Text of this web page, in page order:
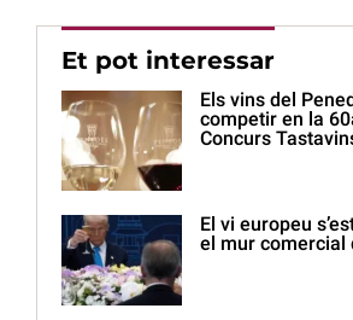
Et pot interessar
Els vins del
competir en la
Concurs
El vi europeu
el mur comercial